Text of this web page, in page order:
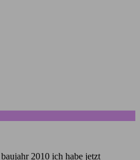
2010 ich habe jetzt